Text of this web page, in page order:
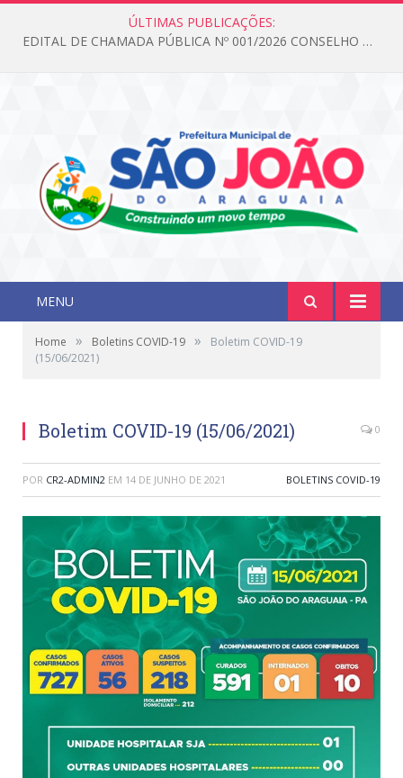
ÚLTIMAS PUBLICAÇÕES:
EDITAL DE CHAMADA PÚBLICA Nº 001/2026 CONSELHO DOS DIREITOS DA CRIANÇA E DO ADOLESCENTE
MENU
Home » Boletins COVID-19 »
Boletim COVID-19
(15/06/2021)
Boletim COVID-19 (15/06/2021) 0
POR CR2-ADMIN2 EM 14 DE JUNHO DE 2021 BOLETINS COVID-19